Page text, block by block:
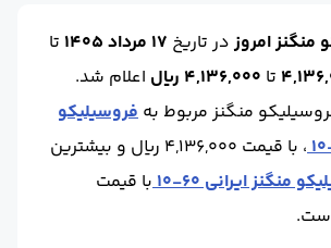
امروزدر تاریخ 17 مرداد 1405
تا
تا 4,136,000 ریال
اعلام شد.
منگنز مربوط به فروسیلیکو
، با قیمت 4,136,000 ریال و بیشترین
منگنز ایرانی 60-10
با قیمت